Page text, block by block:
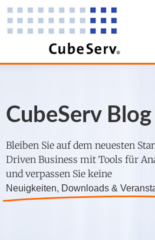
CubeServ Blog
Bleiben Sie auf dem neuesten
Driven Business mit Tools für
und verpassen Sie keine
Neuigkeiten, Downloads &